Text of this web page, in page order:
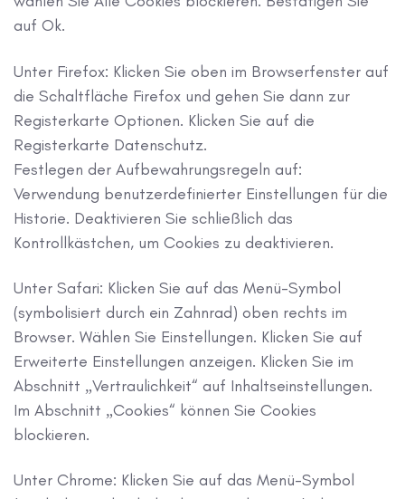
auf Ok.
Unter Firefox: Klicken Sie oben im Browserfenster auf
die Schaltfläche Firefox und gehen Sie dann zur
Registerkarte Optionen. Klicken Sie auf die
Registerkarte Datenschutz.
Festlegen der Aufbewahrungsregeln auf:
Verwendung benutzerdefinierter Einstellungen für die
Historie. Deaktivieren Sie schließlich das
Kontrollkästchen, um Cookies zu deaktivieren.
Unter Safari: Klicken Sie auf das Menü-Symbol
(symbolisiert durch ein Zahnrad) oben rechts im
Browser. Wählen Sie Einstellungen. Klicken Sie auf
Erweiterte Einstellungen anzeigen. Klicken Sie im
Abschnitt „Vertraulichkeit“ auf Inhaltseinstellungen.
Im Abschnitt „Cookies“ können Sie Cookies
blockieren.
Unter Chrome: Klicken Sie auf das Menü-Symbol